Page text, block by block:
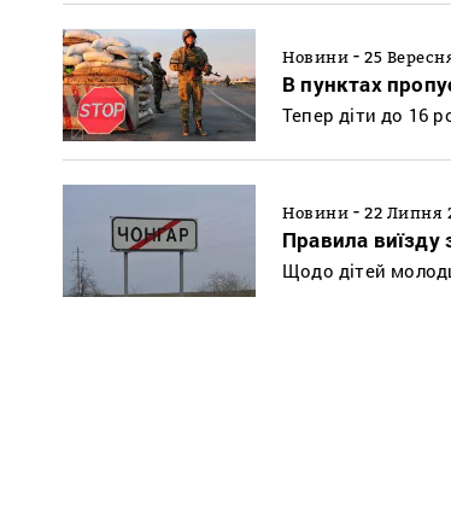
Новини - 25
В пунктах
Тепер діти до 16
Новини - 22 Липня
Правила
Щодо дітей